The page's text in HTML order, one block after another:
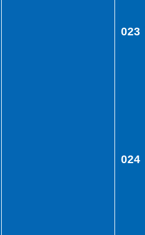
023
024